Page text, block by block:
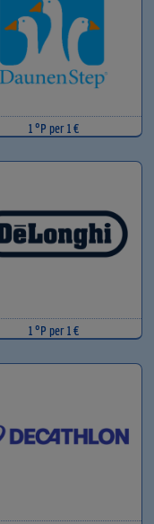
1 °P per 1 €
1 °P per 1 €